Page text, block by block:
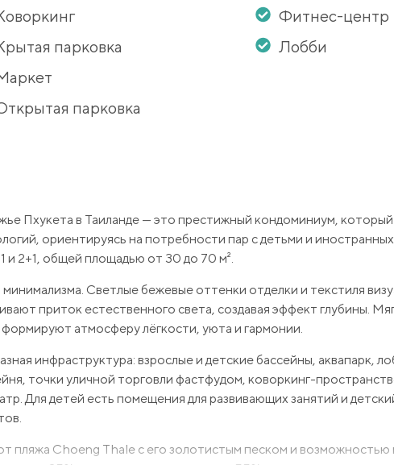
парковка
парковка
Фитнес-центр
Лобби
Пхукета в Таиланде — это престижный кондоминиум, который
ориентируясь на потребности пар с детьми и
и 2+1, общей площадью от 30 до 70 м².
Светлые бежевые оттенки отделки и текстиля
приток естественного света, создавая эффект глубины.
атмосферу лёгкости, уюта и гармонии.
инфраструктура: взрослые и детские бассейны, аквапарк,
точки уличной торговли фастфудом, коворкинг-
Для детей есть помещения для развивающих занятий и
пляжа Choeng Thale с его золотистым песком и возможностью